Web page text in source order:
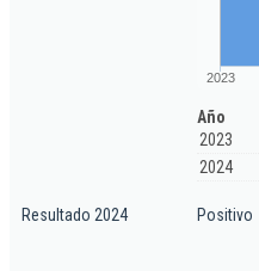
2023
Año
2023
2024
Resultado 2024 Positivo